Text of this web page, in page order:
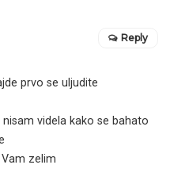
prvo se uljudite
videla kako se bahato
zelim
Reply